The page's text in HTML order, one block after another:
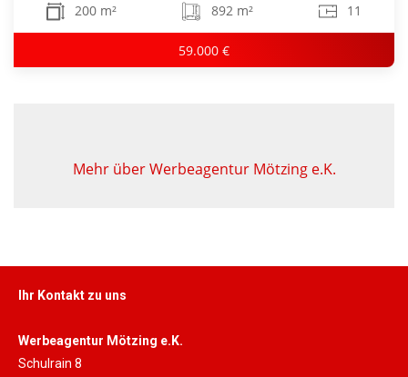
200 m² 892 m² 11
59.000 €
Mehr über Werbeagentur Mötzing e.K.
Ihr Kontakt zu uns
Werbeagentur Mötzing e.K.
Schulrain 8